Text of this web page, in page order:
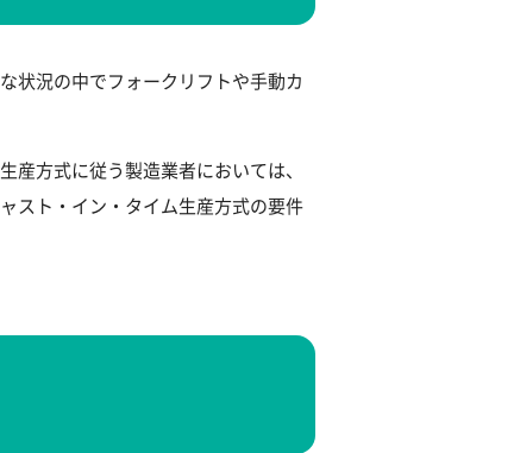
状況の中でフォークリフトや手動カ
方式に従う製造業者においては、
スト・イン・タイム生産方式の要件